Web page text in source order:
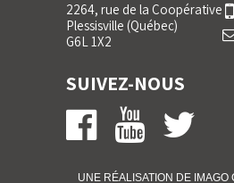
2264, rue de la Coopérative
Plessisville (Québec)
G6L 1X2
SUIVEZ-NOUS
UNE RÉALISATION DE IMAGO